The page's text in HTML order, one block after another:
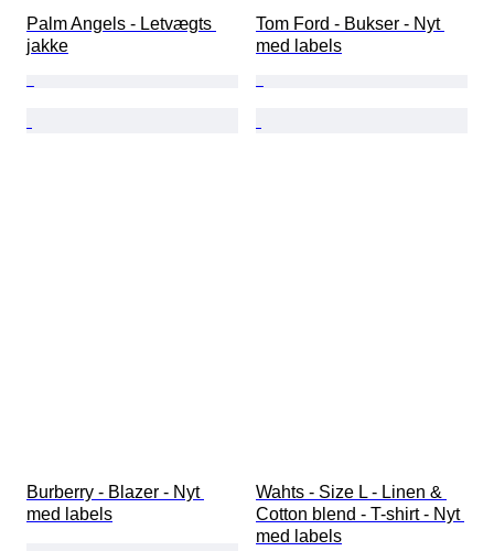
Palm Angels - Letvægts
jakke
Tom Ford - Bukser - Nyt
med labels
Burberry - Blazer - Nyt
med labels
Wahts - Size L - Linen &
Cotton blend - T-shirt - Nyt
med labels